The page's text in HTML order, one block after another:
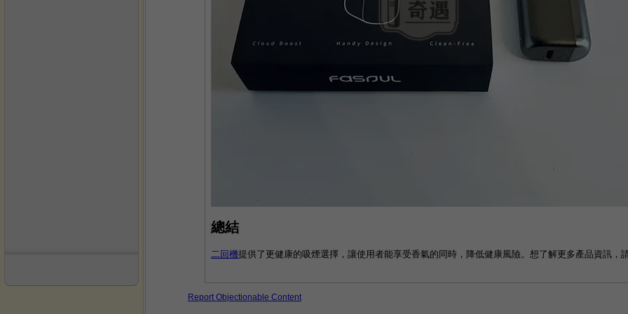
總結
二回機提供了更健康的吸煙選擇，讓使用者能享受香氣的同時，降低健康風險。想了解更多產品資訊，
Report Objectionable Content